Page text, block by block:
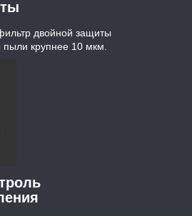
двойной защиты
пыли крупнее 10 мкм.